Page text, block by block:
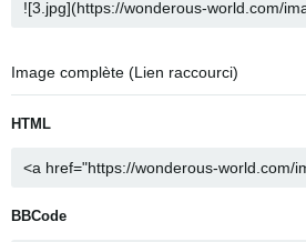
Image complète (Lien raccourci)
HTML
BBCode